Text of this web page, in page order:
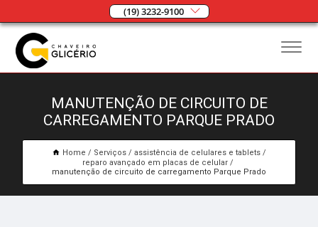
(19) 3232-9100
MANUTENÇÃO DE CIRCUITO DE
CARREGAMENTO PARQUE PRADO
Home Serviços
assistência de celulares e tablets
reparo avançado em placas de celular
manutenção de circuito de carregamento Parque Prado